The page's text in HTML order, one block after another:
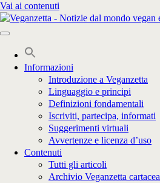
Vai ai contenuti
Informazioni
Introduzione a Veganzetta
Linguaggio e principi
Definizioni fondamentali
Iscriviti, partecipa, informati
Suggerimenti virtuali
Avvertenze e licenza d’uso
Contenuti
Tutti gli articoli
Archivio Veganzetta cartacea